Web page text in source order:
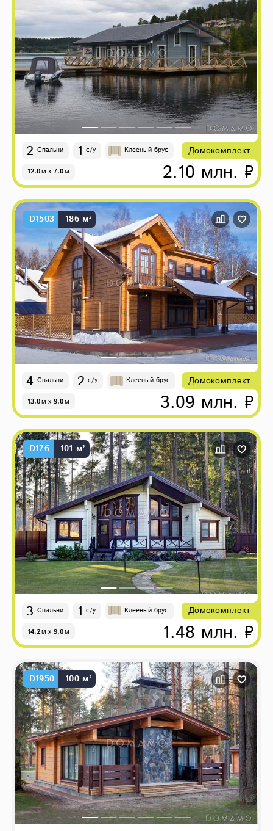
2 Спальни 1 с/у Клееный брус
12.0м x 7.0м
Домокомплект
2.10 млн. ₽
D1503 186 м²
4 Спальни 2 с/у Клееный брус
13.0м x 9.0м
Домокомплект
3.09 млн. ₽
D176 101 м²
3 Спальни 1 с/у Клееный брус
14.2м x 9.0м
Домокомплект
1.48 млн. ₽
D1950 100 м²